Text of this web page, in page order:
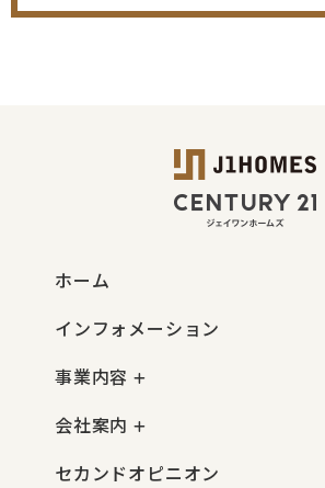
ホーム
インフォメーション
事業内容
会社案内
セカンドオピニオン